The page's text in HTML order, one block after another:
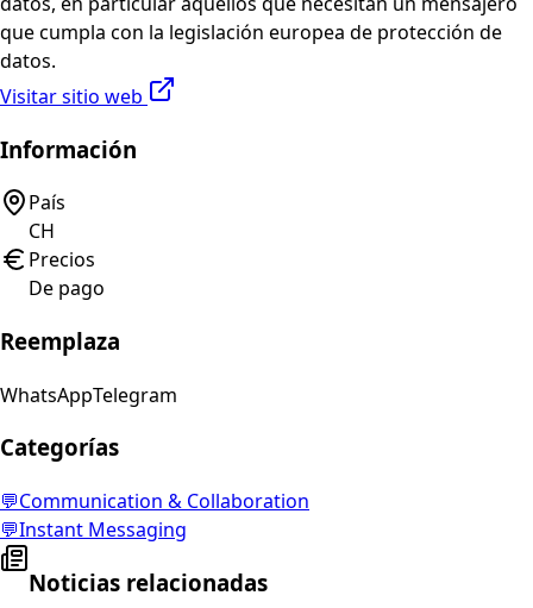
que cumpla con la legislación europea de protección de
datos.
Visitar sitio web
Información
País
CH
Precios
De pago
Reemplaza
WhatsAppTelegram
Categorías
💬Communication & Collaboration
💬Instant Messaging
Noticias relacionadas